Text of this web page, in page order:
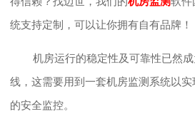
统支持定制，可以让你拥有自有品牌！
机房运行的稳定性及可靠性已然
线，这需要用到一套机房监测系统以
的安全监控。